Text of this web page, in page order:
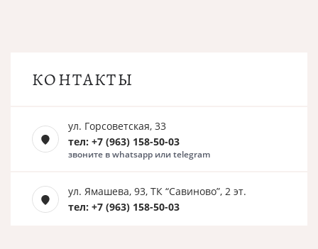
КОНТАКТЫ
ул. Горсоветская, 33
тел: +7 (963) 158-50-03
звоните в whatsapp или telegram
ул. Ямашева, 93, ТК “Савиново”, 2 эт.
тел: +7 (963) 158-50-03